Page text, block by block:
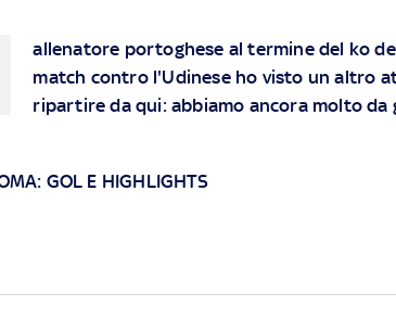
allenatore portoghese al termine del ko
match contro l'Udinese ho visto un altro
ripartire da qui: abbiamo ancora molto da
GOL E HIGHLIGHTS